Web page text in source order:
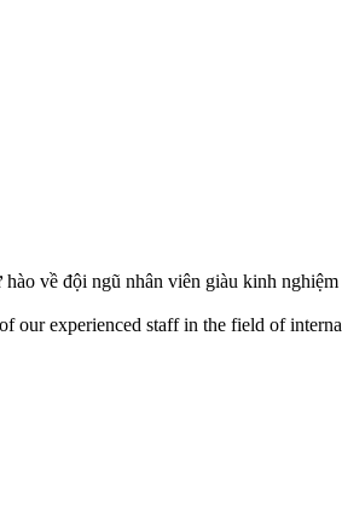
về đội ngũ nhân viên giàu kinh
our experienced staff in the field of